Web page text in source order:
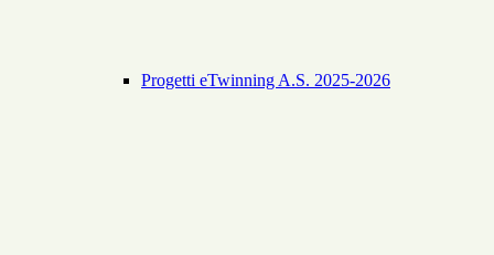
Progetti eTwinning A.S. 2025-2026